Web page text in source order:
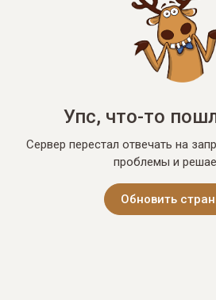
Упс, что-то
Сервер перестал отвечать на
проблемы и
Обновить